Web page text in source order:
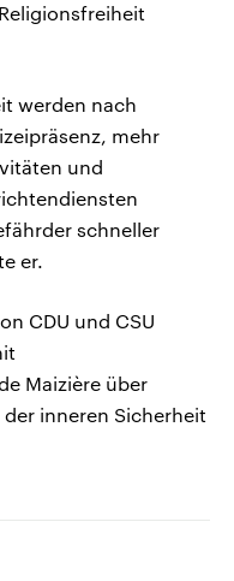
werden nach
mehr
und
schneller
er.
CDU und CSU
Maizière über
inneren Sicherheit